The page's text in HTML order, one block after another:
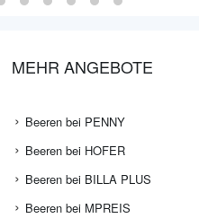
MEHR ANGEBOTE
Beeren bei PENNY
Beeren bei HOFER
Beeren bei BILLA PLUS
Beeren bei MPREIS